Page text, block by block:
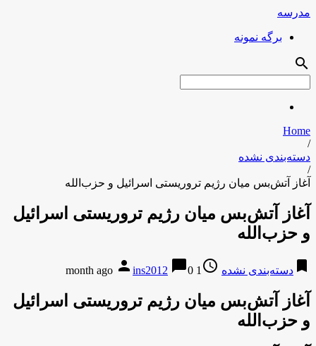
مدرسه
برگه نمونه
search
Home
/
دسته‌بندی نشده
/
آغاز آتش‌بس میان رژیم تروریستی اسرائیل و حزب‌الله
آغاز آتش‌بس میان رژیم تروریستی اسرائیل
و حزب‌الله
bookmark دسته‌بندی نشده access_time
1 month ago
person ins2012 chat_bubble0
آغاز آتش‌بس میان رژیم تروریستی اسرائیل
و حزب‌الله